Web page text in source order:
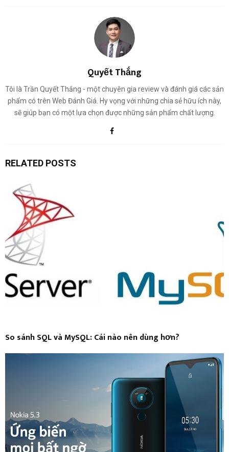
Quyết Thắng
Tôi là Trần Quyết Thắng - một chuyên gia review và đánh giá các sản
phẩm có trên Web Đánh Giá. Hy vọng với những chia sẻ hữu ích này,
sẽ giúp bạn có một lựa chọn được những sản phẩm chất lượng.
RELATED POSTS
So sánh SQL và MySQL: Cái nào nên dùng hơn?